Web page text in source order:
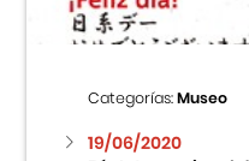
Categorías:Museo
19/06/2020